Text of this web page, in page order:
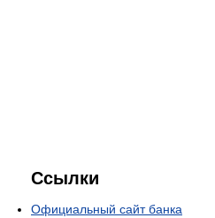
Ссылки
Официальный сайт банка